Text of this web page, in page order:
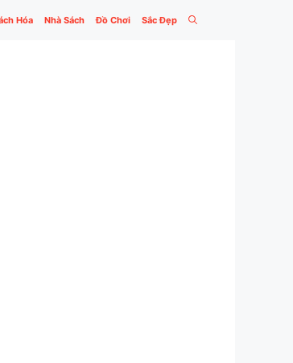
Hóa Nhà Sách Đồ Chơi Sắc Đẹp